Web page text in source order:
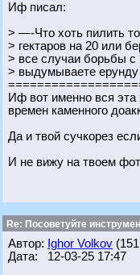
Иф писал:
> —-Что хоть пилить
> гектаров на 20 или
> все случаи борьбы с
> выдумываете
Иф вот именно вся эта
времен каменного
Да и твой сучкорез
И не вижу на твоем
Re: Посоветуйте
Автор: Ighor Volkov
Дата: 12-03-25 17:47